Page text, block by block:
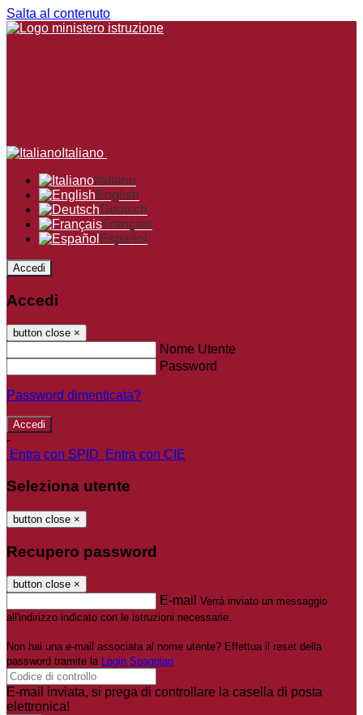
Salta al contenuto
Italiano
Italiano
English
Deutsch
Français
Español
Accedi
Accedi
button close ×
Nome Utente
Password
Password dimenticata?
-
Entra con SPID
Entra con CIE
Seleziona utente
button close ×
Recupero password
button close ×
E-mail Verrà inviato un messaggio
all'indirizzo indicato con le istruzioni necessarie.
Non hai una e-mail associata al nome utente? Effettua il reset della
password tramite la Login Spaggiari
E-mail inviata, si prega di controllare la casella di posta
elettronica!